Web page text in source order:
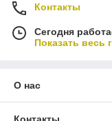
Контакты
Сегодня
Показать весь
О нас